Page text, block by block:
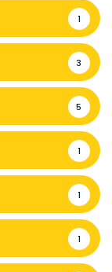
1
3
5
1
1
1